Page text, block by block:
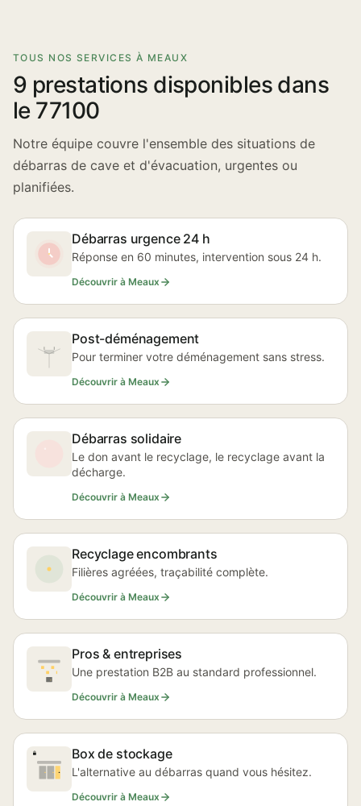
TOUS NOS SERVICES À MEAUX
9 prestations disponibles dans
le 77100
Notre équipe couvre l'ensemble des situations de
débarras de cave et d'évacuation, urgentes ou
planifiées.
Débarras urgence 24 h
Réponse en 60 minutes, intervention sous 24 h.
Découvrir à Meaux
Post-déménagement
Pour terminer votre déménagement sans stress.
Découvrir à Meaux
Débarras solidaire
Le don avant le recyclage, le recyclage avant la
décharge.
Découvrir à Meaux
Recyclage encombrants
Filières agréées, traçabilité complète.
Découvrir à Meaux
Pros & entreprises
Une prestation B2B au standard professionnel.
Découvrir à Meaux
Box de stockage
L'alternative au débarras quand vous hésitez.
Découvrir à Meaux